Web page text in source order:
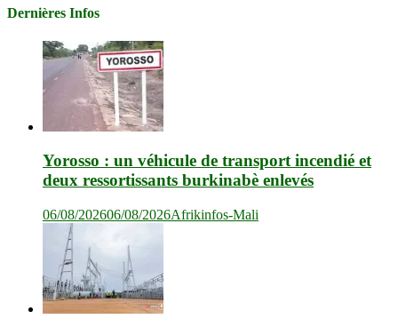
Dernières Infos
Yorosso : un véhicule de transport incendié et
deux ressortissants burkinabè enlevés
06/08/202606/08/2026Afrikinfos-Mali